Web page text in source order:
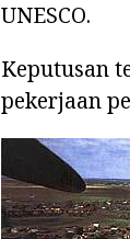
UNESCO.
Keputusan
pekerjaan